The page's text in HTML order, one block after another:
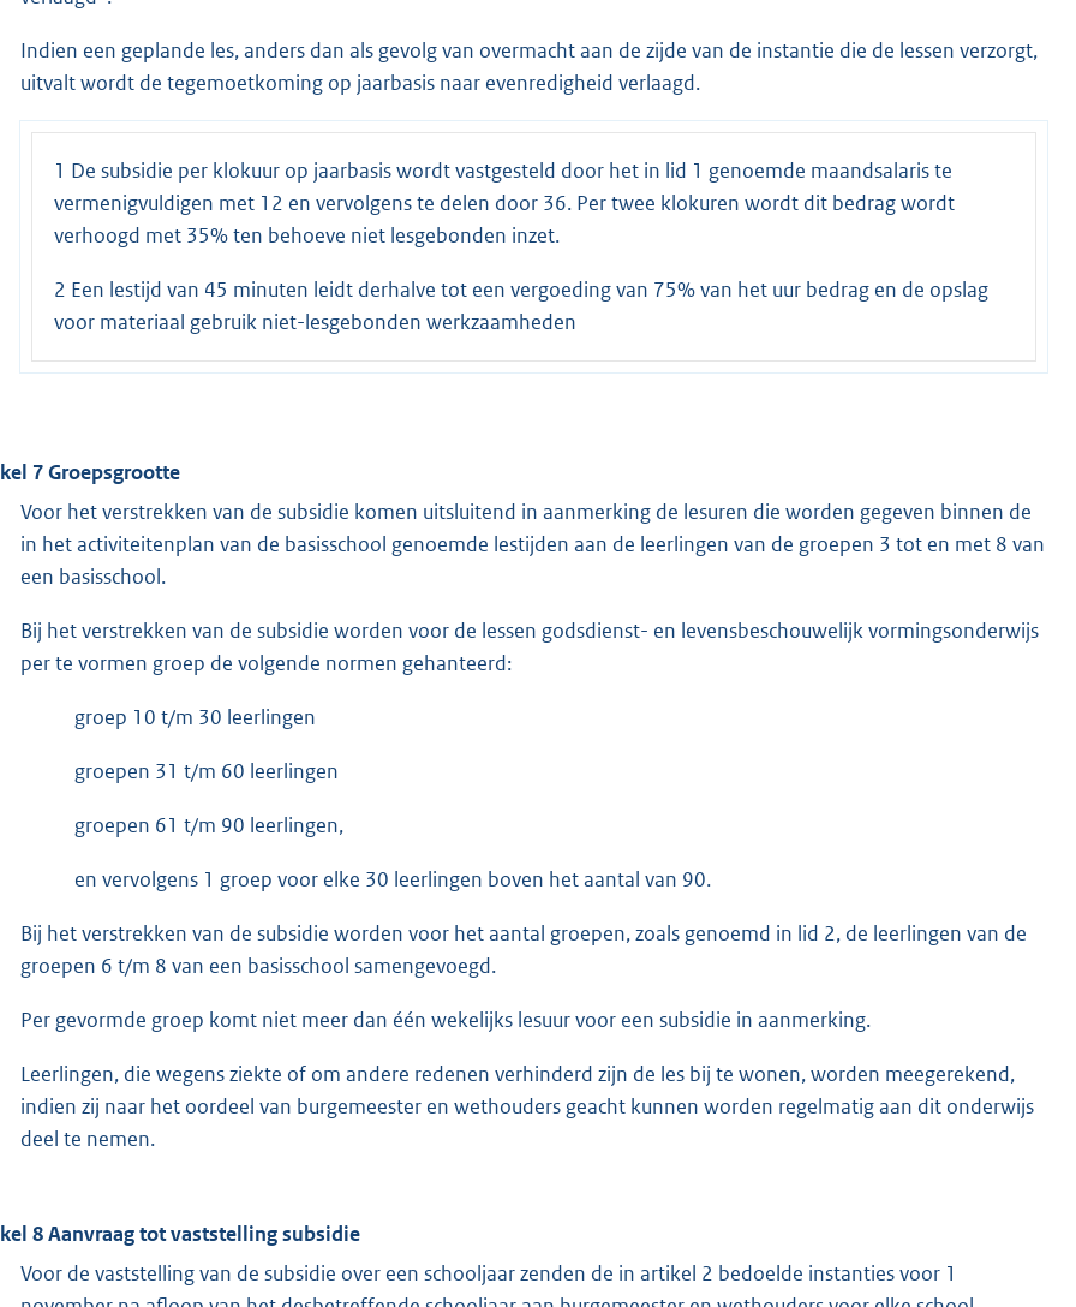
Indien een geplande les, anders dan als gevolg van overmacht aan de zijde van de instantie die de lessen verzorgt,
uitvalt wordt de tegemoetkoming op jaarbasis naar evenredigheid verlaagd.
1 De subsidie per klokuur op jaarbasis wordt vastgesteld door het in lid 1 genoemde maandsalaris te
vermenigvuldigen met 12 en vervolgens te delen door 36. Per twee klokuren wordt dit bedrag wordt
verhoogd met 35% ten behoeve niet lesgebonden inzet.
2 Een lestijd van 45 minuten leidt derhalve tot een vergoeding van 75% van het uur bedrag en de opslag
voor materiaal gebruik niet-lesgebonden werkzaamheden
7 Groepsgrootte
Voor het verstrekken van de subsidie komen uitsluitend in aanmerking de lesuren die worden gegeven binnen de
in het activiteitenplan van de basisschool genoemde lestijden aan de leerlingen van de groepen 3 tot en met 8 van
een basisschool.
Bij het verstrekken van de subsidie worden voor de lessen godsdienst- en levensbeschouwelijk vormingsonderwijs
per te vormen groep de volgende normen gehanteerd:
groep 10 t/m 30 leerlingen
groepen 31 t/m 60 leerlingen
groepen 61 t/m 90 leerlingen,
en vervolgens 1 groep voor elke 30 leerlingen boven het aantal van 90.
Bij het verstrekken van de subsidie worden voor het aantal groepen, zoals genoemd in lid 2, de leerlingen van de
groepen 6 t/m 8 van een basisschool samengevoegd.
Per gevormde groep komt niet meer dan één wekelijks lesuur voor een subsidie in aanmerking.
Leerlingen, die wegens ziekte of om andere redenen verhinderd zijn de les bij te wonen, worden meegerekend,
indien zij naar het oordeel van burgemeester en wethouders geacht kunnen worden regelmatig aan dit onderwijs
deel te nemen.
8 Aanvraag tot vaststelling subsidie
Voor de vaststelling van de subsidie over een schooljaar zenden de in artikel 2 bedoelde instanties voor 1